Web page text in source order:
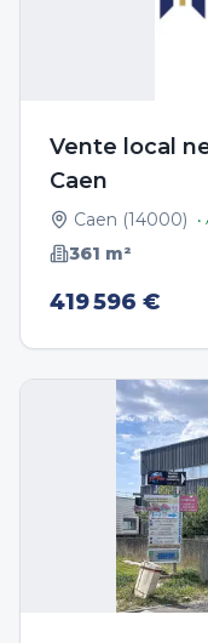
Vente local
Caen
Caen (14000) •
361 m²
419 596 €